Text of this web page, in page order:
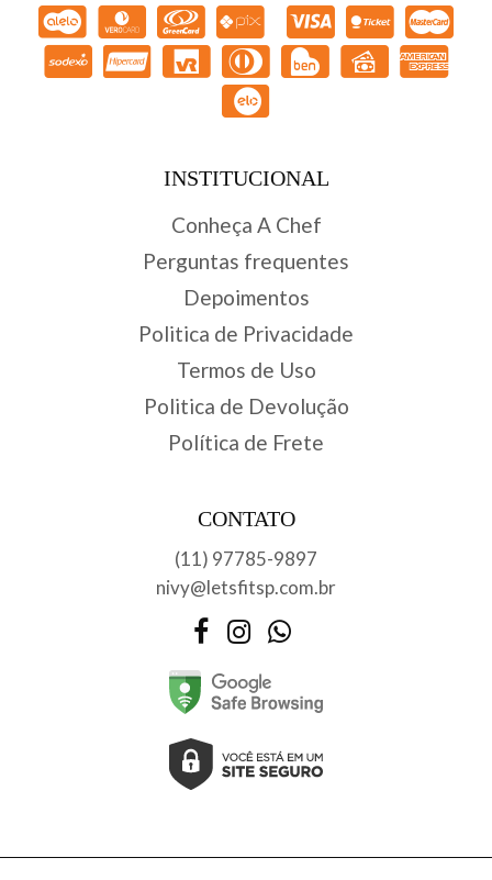
INSTITUCIONAL
Conheça A Chef
Perguntas frequentes
Depoimentos
Politica de Privacidade
Termos de Uso
Politica de Devolução
Política de Frete
CONTATO
(11) 97785-9897
nivy@letsfitsp.com.br
FacebookInstagramWhatsApp